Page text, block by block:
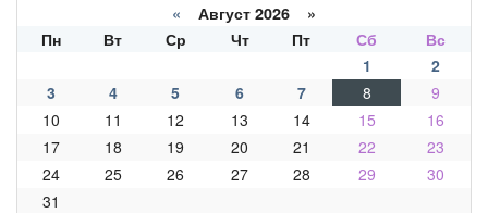
« Август 2026 »
Пн
Вт Ср Чт Пт Сб
Вс
1
2
3
4 5 6 7 8
9
10
11 12 13 14 15
16
17
18 19 20 21 22
23
24
25 26 27 28 29
30
31